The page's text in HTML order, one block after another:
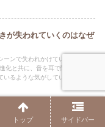
が失われていくのはなぜ
ンで失われかけていることにつ
化と共に、音を耳で聞くという
るような気がしています。音程
]とはどんなこと?
トップ サイドバー